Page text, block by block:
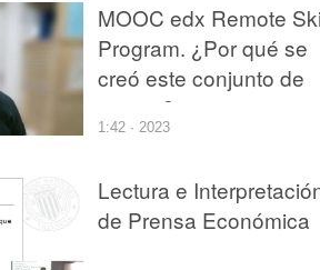
MOOC edx Remote
Program. ¿Por qué se
creó este conjunto de
cursos?
1:42 · 2023
Lectura e
de Prensa Económica